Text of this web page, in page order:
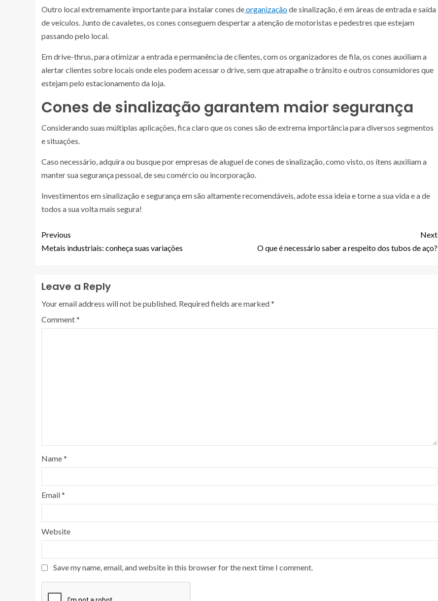
Outro local extremamente importante para instalar cones deorganizaçãode sinalização, é em áreas de entrada e saída
de veículos. Junto de cavaletes, os cones conseguem despertar a atenção de motoristas e pedestres que estejam
passando pelo local.
Em drive-thrus, para otimizar a entrada e permanência de clientes, com os organizadores de fila, os cones auxiliam a
alertar clientes sobre locais onde eles podem acessar o drive, sem que atrapalhe o trânsito e outros consumidores que
estejam pelo estacionamento da loja.
Cones de sinalização garantem maior segurança
Considerando suas múltiplas aplicações, fica claro que os cones são de extrema importância para diversos segmentos
e situações.
Caso necessário, adquira ou busque por empresas de aluguel de cones de sinalização, como visto, os itens auxiliam a
manter sua segurança pessoal, de seu comércio ou incorporação.
Investimentos em sinalização e segurança em são altamente recomendáveis, adote essa ideia e torne a sua vida e a de
todos a sua volta mais segura!
Previous
Metais industriais: conheça suas variações
Next
O que é necessário saber a respeito dos tubos de aço?
Leave a Reply
Your email address will not be published. Required fields are marked*
Comment*
Name*
Email*
Website
Save my name, email, and website in this browser for the next time I comment.